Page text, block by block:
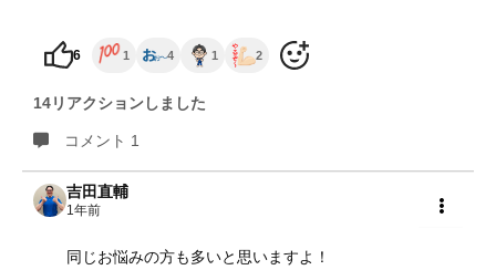
6 1 4 1 2
14リアクションしました
コメント 1
吉田直輔
1年前
同じお悩みの方も多いと思いますよ！